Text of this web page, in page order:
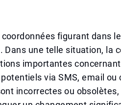
figurant dans
une telle situation, la
importantes
via SMS, email ou
incorrectes ou obsolètes,